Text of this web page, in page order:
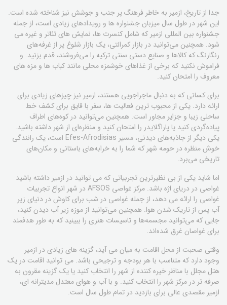
جدا از تاریخ، ازمیر به خاطر فرهنگ پر جنب و جوشش نیز شناخته شده است.
این شهر در طول سال میزبان جشنواره ها و رویدادهای زیادی است، از جمله
جشنواره بین المللی ازمیر که شامل کنسرت ها، نمایش های تئاتر و غیره می
شود. همچنین می‌توانید در بازار کمرالتی، یک بازار شلوغ پر از غرفه‌های
رنگارنگ که کالاها و صنایع دستی سنتی ترکیه را می‌فروشند، قدم بزنید. و
فراموش نکنید که برخی از غذاهای خوشمزه محلی مانند کباب ها و مزه های
معروف را امتحان کنید.
برای کسانی که به دنبال ماجراجویی هستند، ازمیر نیز چیزهای زیادی برای
ارائه دارد. یکی از محبوب ترین فعالیت ها، سفر با قایق برای کشف خط
ساحلی زیبا و جزایر مجاور است. همچنین می‌توانید در کوه‌های اطراف
پیاده‌گردی کنید یا پاراگلایدر را امتحان کنید و منظره‌ای از شهر داشته باشید.
یکی دیگر از جاذبه‌های دیدنی، مسیر Efes-Afrodisias است، یک رانندگی
خوش منظره در حومه شهر که شما را به خرابه‌های باستانی و مکان‌های
تاریخی می‌برد.
اما شاید یکی از بی نظیرترین تجربیاتی که می توانید در ازمیر داشته باشید
غواصی در دریای اژه باشد. مرکز غواصی AFSOS در شهر انواع تجربیات
غواصی را ارائه می دهد، از جمله غواصی در شب برای کاوش در دنیای زیر
آب پس از تاریک شدن هوا. همچنین می‌توانید از موزه زیر آب دیدن کنید،
جایی که می‌توانید مجسمه‌ها و تاسیسات هنری را ببینید که به طور هدفمند
برای غواصان غرق شده‌اند.
وقتی صحبت از محل اقامت به میان می آید، گزینه های زیادی در ازمیر
وجود دارد که متناسب با هر بودجه و ترجیحی باشد. می توانید اقامت در یک
هتل مجلل با مناظر خیره کننده از شهر را انتخاب کنید یا یک گزینه مقرون به
صرفه تر در مرکز شهر را انتخاب کنید. و با آب و هوای معتدل مدیترانه ای،
ازمیر مقصدی عالی برای بازدید در تمام طول سال است.